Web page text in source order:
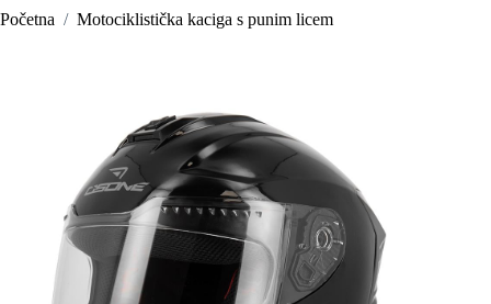
Početna / Motociklistička kaciga s punim licem